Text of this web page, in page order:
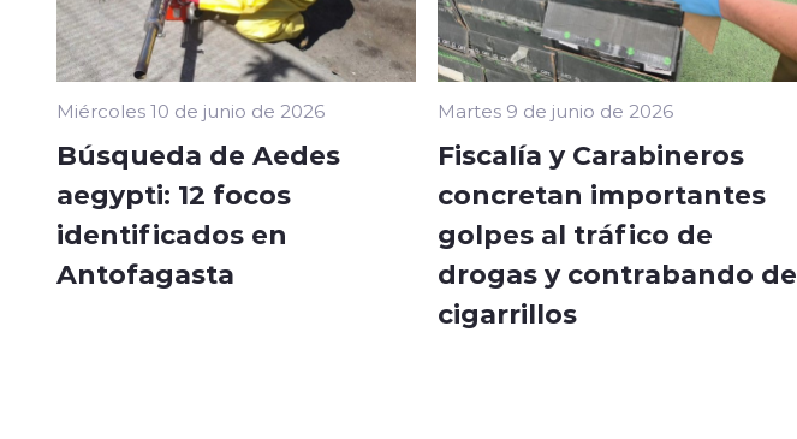
Miércoles 10 de junio de 2026
Búsqueda de Aedes
aegypti: 12 focos
identificados en
Antofagasta
Martes 9 de junio de 2026
Fiscalía y Carabineros
concretan importantes
golpes al tráfico de
drogas y contrabando de
cigarrillos